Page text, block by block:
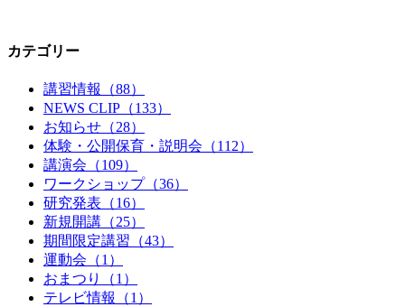
カテゴリー
講習情報（88）
NEWS CLIP（133）
お知らせ（28）
体験・公開保育・説明会（112）
講演会（109）
ワークショップ（36）
研究発表（16）
新規開講（25）
期間限定講習（43）
運動会（1）
おまつり（1）
テレビ情報（1）